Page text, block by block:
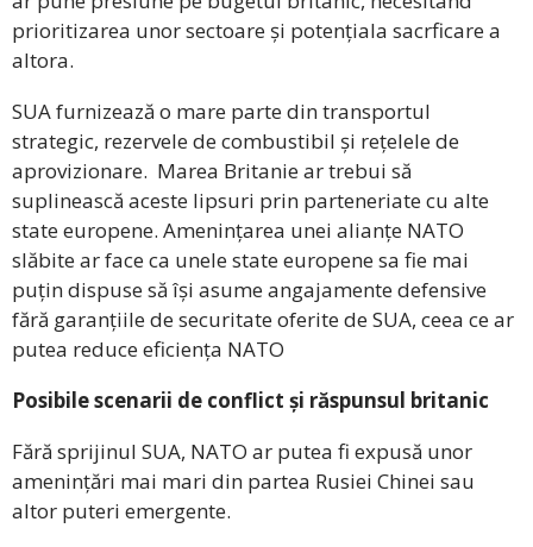
prioritizarea unor sectoare și potențiala sacrficare a
altora.
SUA furnizează o mare parte din transportul
strategic, rezervele de combustibil și rețelele de
aprovizionare. Marea Britanie ar trebui să
suplinească aceste lipsuri prin parteneriate cu alte
state europene. Amenințarea unei alianțe NATO
slăbite ar face ca unele state europene sa fie mai
puțin dispuse să își asume angajamente defensive
fără garanțiile de securitate oferite de SUA, ceea ce ar
putea reduce eficiența NATO
Posibile scenarii de conflict și răspunsul britanic
Fără sprijinul SUA, NATO ar putea fi expusă unor
amenințări mai mari din partea Rusiei Chinei sau
altor puteri emergente.